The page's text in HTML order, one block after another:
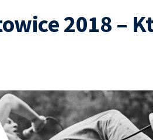
2018 –